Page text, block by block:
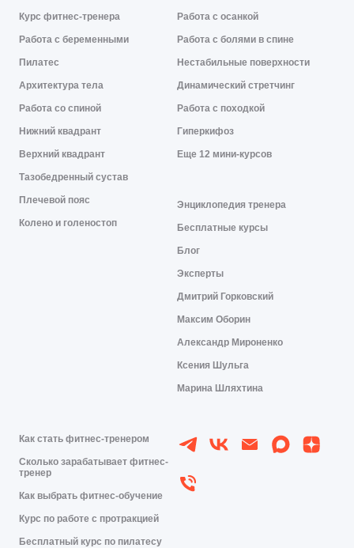
Курс фитнес-тренера
Работа с беременными
Пилатес
Архитектура тела
Работа со спиной
Нижний квадрант
Верхний квадрант
Тазобедренный сустав
Плечевой пояс
Колено и голеностоп
Работа с осанкой
Работа с болями в спине
Нестабильные поверхности
Динамический стретчинг
Работа с походкой
Гиперкифоз
Еще 12 мини-курсов
Энциклопедия тренера
Бесплатные курсы
Блог
Эксперты
Дмитрий Горковский
Максим Оборин
Александр Мироненко
Ксения Шульга
Марина Шляхтина
Как стать фитнес-тренером
Сколько зарабатывает фитнес-
тренер
Как выбрать фитнес-обучение
Курс по работе с протракцией
Бесплатный курс по пилатесу